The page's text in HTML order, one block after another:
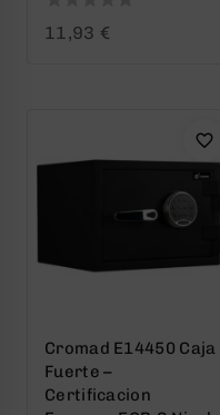
011,93 €
Cromad E14450 Caja
Fuerte –
Certificacion